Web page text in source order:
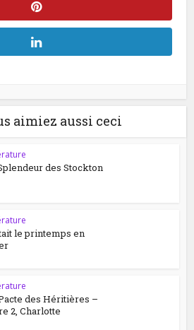
aimiez aussi ceci
des Stockton
le printemps en
des Héritières –
2, Charlotte